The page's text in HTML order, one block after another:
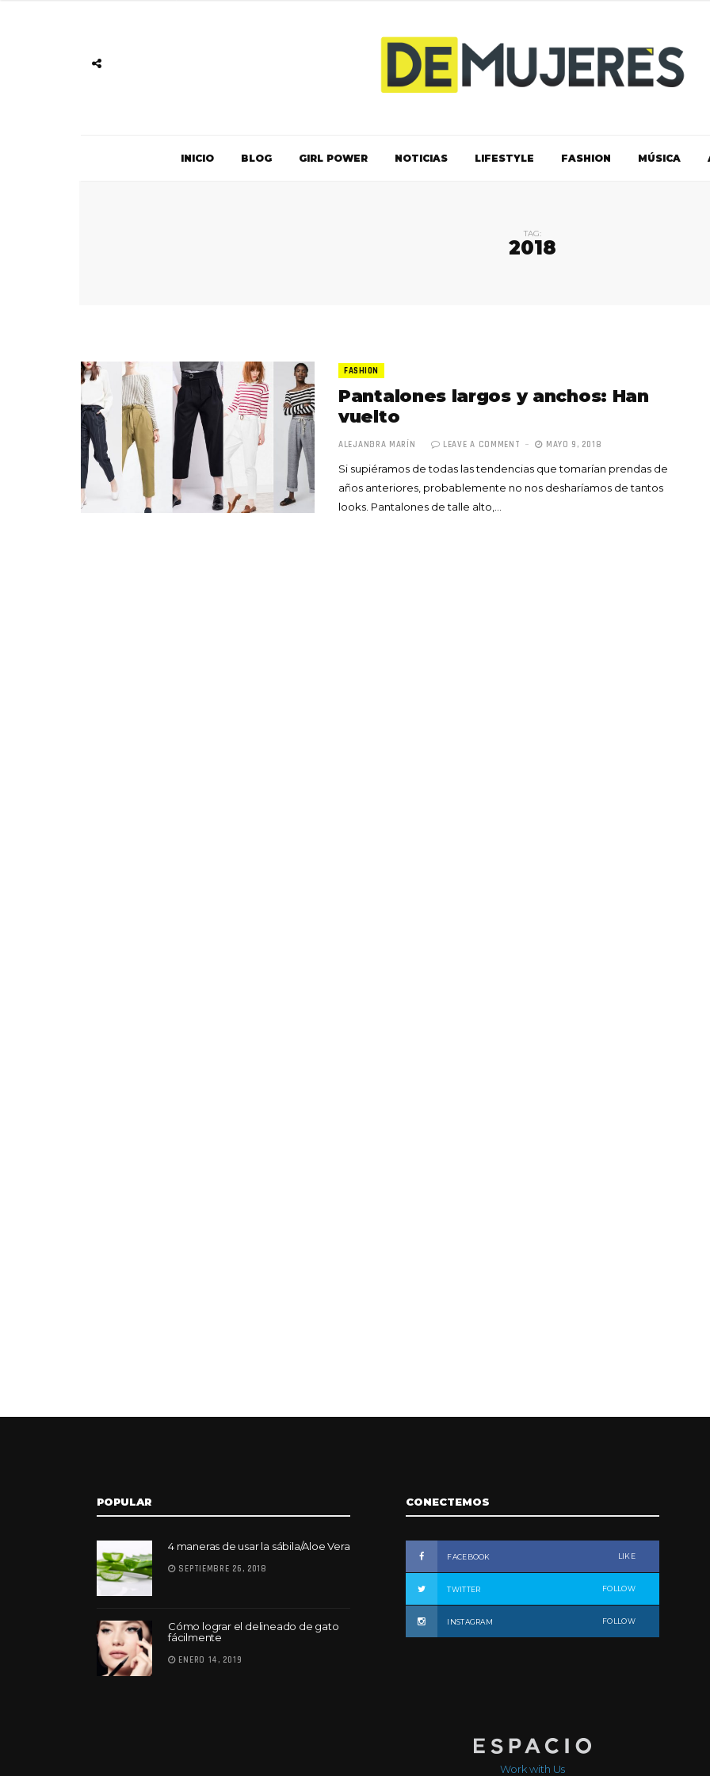
INICIO BLOG GIRL POWER NOTICIAS LIFESTYLE FASHION MÚSICA
TAG:
2018
FASHION
Pantalones largos y anchos: Han
vuelto
ALEJANDRA MARÍN LEAVE A COMMENT MAYO 9, 2018
Si supiéramos de todas las tendencias que tomarían prendas de
años anteriores, probablemente no nos desharíamos de tantos
looks. Pantalones de talle alto,…
Totó la Momposina: el
POPULAR
4 maneras de usar la sábila/Aloe Vera
SEPTIEMBRE 26, 2018
Cómo lograr el delineado de gato
fácilmente
ENERO 14, 2019
CONECTEMOS
FACEBOOK LIKE
TWITTER FOLLOW
INSTAGRAM FOLLOW
Work with Us